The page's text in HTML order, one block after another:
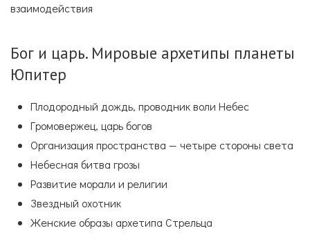
взаимодействия
Бог и царь. Мировые архетипы планеты
Юпитер
Плодородный дождь, проводник воли Небес
Громовержец, царь богов
Организация пространства — четыре стороны света
Небесная битва грозы
Развитие морали и религии
Звездный охотник
Женские образы архетипа Стрельца